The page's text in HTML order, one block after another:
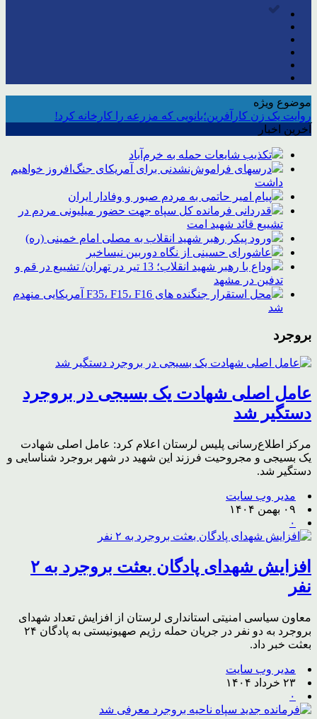
موضوع ویژه
روایت یک زن کارآفرین؛بانویی که مزرعه را کارخانه کرد!
آخرین اخبار
تکذیب شایعات حمله به خرم‌آباد
درسهای فراموش‌نشدنی برای آمریکای جنگ‌افروز خواهیم
داشت
پیام امیر حاتمی به مردم صبور و وفادار ایران
قدردانی فرمانده کل سپاه جهت حضور میلیونی مردم در
تشییع قائد شهید امت
ورود پیکر رهبر شهید انقلاب به مصلی امام خمینی (ره)
عاشورای حسینی از نگاه دوربین نیساخبر
وداع با رهبر شهید انقلاب؛ 13 تیر در تهران/ تشییع در قم و
تدفین در مشهد
محل استقرار جنگنده های F35، F15، F16 آمریکایی منهدم
شد
بروجرد
عامل اصلی شهادت یک بسیجی در بروجرد
دستگیر شد
مرکز اطلاع‌رسانی پلیس لرستان اعلام کرد: عامل اصلی شهادت
یک بسیجی و مجروحیت فرزند این شهید در شهر بروجرد شناسایی و
دستگیر شد.
مدیر وب سایت
۰۹ بهمن ۱۴۰۴
۰
افزایش شهدای پادگان بعثت بروجرد به ۲
نفر
معاون سیاسی امنیتی استانداری لرستان از افزایش تعداد شهدای
بروجرد به دو نفر در جریان حمله رژیم صهیونیستی به پادگان ۲۴
بعثت خبر داد.
مدیر وب سایت
۲۳ خرداد ۱۴۰۴
۰